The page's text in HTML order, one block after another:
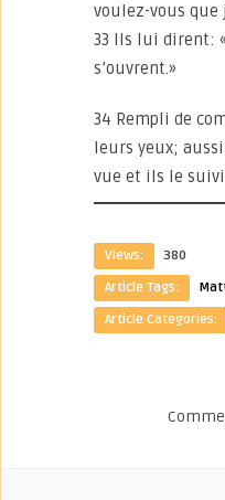
voulez-vous que
33 Ils lui dirent:
s’ouvrent.»
34 Rempli de
leurs yeux;
vue et ils le
Views:
380
Article Tags:
Article Categories: